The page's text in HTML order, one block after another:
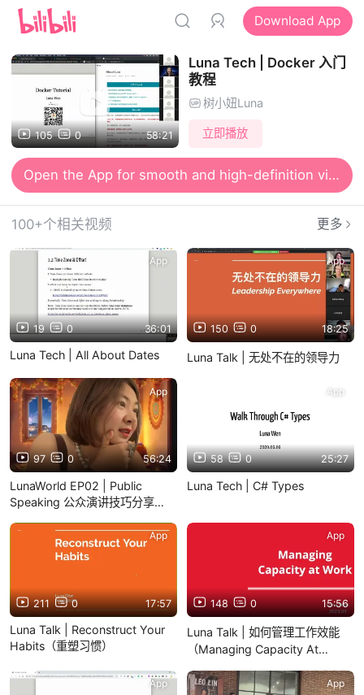
Download App
105 0 58:21
Luna Tech | Docker 入门
教程
树小妞Luna
立即播放
Open the App for smooth and high-definition viewing
100+个相关视频 更多
19 0 36:01
App
Luna Tech | All About Dates
150 0 18:25
App
Luna Talk | 无处不在的领导力
97 0 56:24
App
LunaWorld EP02 | Public
Speaking 公众演讲技巧分享
58 0 25:27
App
Luna Tech | C# Types
211 0 17:57
App
Luna Talk | Reconstruct Your
Habits（重塑习惯）
148 0 15:56
App
Luna Talk | 如何管理工作效能
（Managing Capacity At
App App